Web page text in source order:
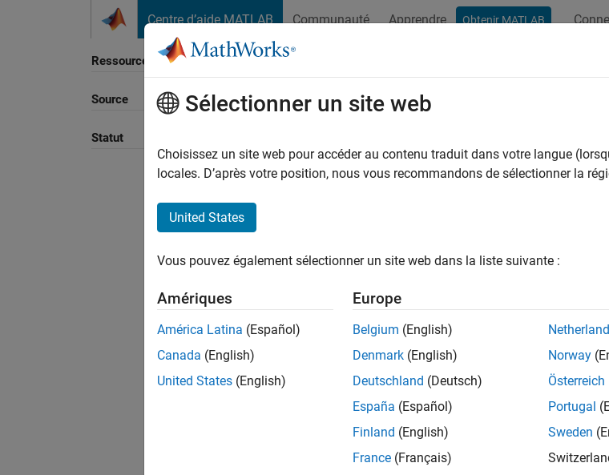
Centre d’aide MATLAB Communauté Apprendre Obtenir MATLAB
Ressource
Source
Statut
Trier par
Sélectionner un site web
Choisissez un site web pour accéder au contenu traduit dans votre langue
locales. D’après votre position, nous vous recommandons de sélectionner la
United States
Vous pouvez également sélectionner un site web dans la liste suivante :
Amériques
América Latina (Español)
Canada (English)
United States (English)
Europe
Belgium (English)
Denmark (English)
Deutschland (Deutsch)
España (Español)
Finland (English)
France (Français)
Norway
Österreich
Portugal
Sweden